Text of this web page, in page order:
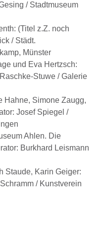
/ Stadtmuseum
(Titel z.Z. noch
/ Städt.
Münster
und Eva Hertzsch:
Stuwe / Galerie
Hahne, Simone Zaugg,
Josef Spiegel /
Ahlen. Die
Burkhard Leismann
Staude, Karin Geiger:
/ Kunstverein